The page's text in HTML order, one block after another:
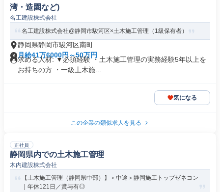
湾・造園など)
名工建設株式会社
名工建設株式会社@静岡市駿河区×土木施工管理（1級保有者）
静岡県静岡市駿河区南町
月給41万6000円～50万円
求める人材: ▼必須経験 ・土木施工管理の実務経験5年以上を
お持ちの方 ・一級土木施...
気になる
この企業の類似求人を見る
正社員
静岡県内での土木施工管理
木内建設株式会社
【土木施工管理（静岡県中部）】＜中途＞静岡施工トップゼネコン
｜年休121日／賞与有◎